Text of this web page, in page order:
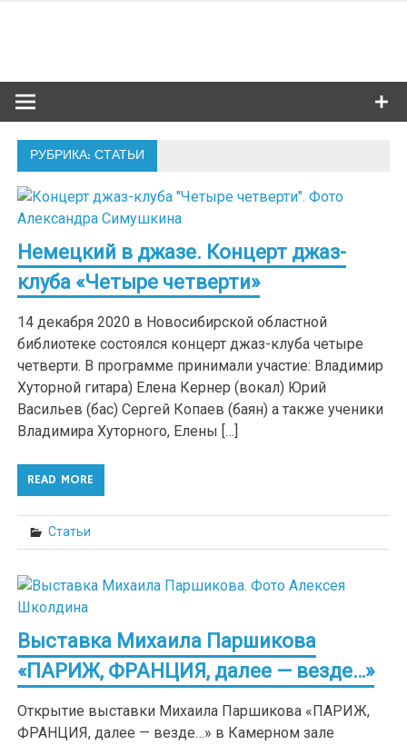
РУБРИКА: СТАТЬИ
Немецкий в джазе. Концерт джаз-
клуба «Четыре четверти»
14 декабря 2020 в Новосибирской областной
библиотеке состоялся концерт джаз-клуба четыре
четверти. В программе принимали участие: Владимир
Хуторной гитара) Елена Кернер (вокал) Юрий
Васильев (бас) Сергей Копаев (баян) а также ученики
Владимира Хуторного, Елены […]
READ MORE
Статьи
Выставка Михаила Паршикова
«ПАРИЖ, ФРАНЦИЯ, далее — везде…»
Открытие выставки Михаила Паршикова «ПАРИЖ,
ФРАНЦИЯ, далее — везде…» в Камерном зале